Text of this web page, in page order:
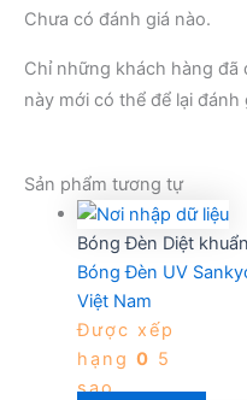
Chưa có đánh giá nào.
Chỉ những khách hàng đã
này mới có thể để lại đánh
Sản phẩm tương tự
Bóng Đèn Diệt
Bóng Đèn UV
Việt Nam
Được xếp
hạng 0 5
sao